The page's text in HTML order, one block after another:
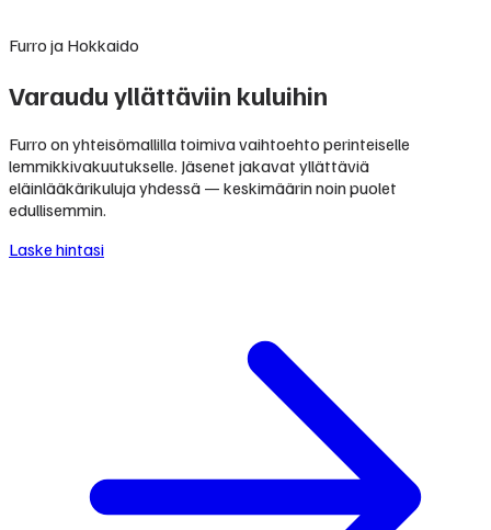
Furro ja Hokkaido
Varaudu yllättäviin kuluihin
Furro on yhteisömallilla toimiva vaihtoehto perinteiselle
lemmikkivakuutukselle. Jäsenet jakavat yllättäviä
eläinlääkärikuluja yhdessä — keskimäärin noin puolet
edullisemmin.
Laske hintasi